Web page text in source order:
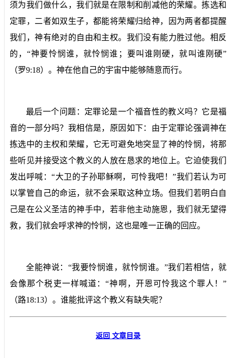
须为我们做什么，我们就是在限制和削减他的荣耀。拣选和
定罪，二者如双生子，都能将荣耀归给神，因为两者都提醒
我们，神有绝对的自由和主权。我们没有能力胜过他。相反
的，“神要怜悯谁，就怜悯谁；要叫谁刚硬，就叫谁刚硬”
（罗9:18）。神在他自己的宇宙中能够随意而行。
最后一个问题：定罪论是一个福音性的教义吗？它是福
音的一部分吗？我相信是，原因如下：由于定罪论强调神在
拣选中的主权和荣耀，它无可避免地突显了神的怜悯，将那
些听见并接受这个教义的人放在恳求的地位上。它迫使我们
发出呼喊：“大卫的子孙耶稣啊，可怜我吧！”我们若认为可
以掌管自己的命运，就不会采取这种立场。但我们若明白自
己是在公义圣洁的神手中，若非他主动施恩，我们就无望得
救，我们就会呼求神的怜悯，这也是唯一正确的回应。
全能神说：“我要怜悯谁，就怜悯谁。”我们若相信，就
会像那个税吏一样喊道：“神啊，开恩可怜我这个罪人！”
（路18:13）。谁能批评这个教义有缺失呢？
返回 文章目录